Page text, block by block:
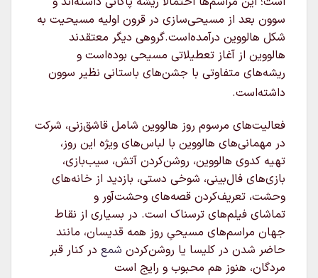
سوون بعد از مسیحی‌سازی در قرون اولیه مسیحیت به
شکل هالووین درآمده‌است.گروهی دیگر معتقدند
هالووین از آغاز تعطیلاتی مسیحی بوده‌است و
ریشه‌های متفاوتی با جشن‌های باستانی نظیر سوون
داشته‌است.
فعالیت‌های مرسوم روز هالووین شامل قاشق‌زنی، شرکت
در مهمانی‌های هالووین با لباس‌های ویژه این روز،
تهیه کدوی هالووین، روشن‌کردن آتش، سیب‌بازی،
بازی‌های فال‌بینی، شوخی دستی، بازدید از خانه‌های
وحشت، تعریف‌کردن قصه‌های وحشت‌آور و
تماشای فیلم‌های ترسناک است. در بسیاری از نقاط
جهان مراسم‌های مسیحیِ روز همه قدیسان، مانند
حاضر شدن در کلیسا یا روشن‌کردن شمع در کنار قبر
مردگان، هنوز هم محبوب و رایج است